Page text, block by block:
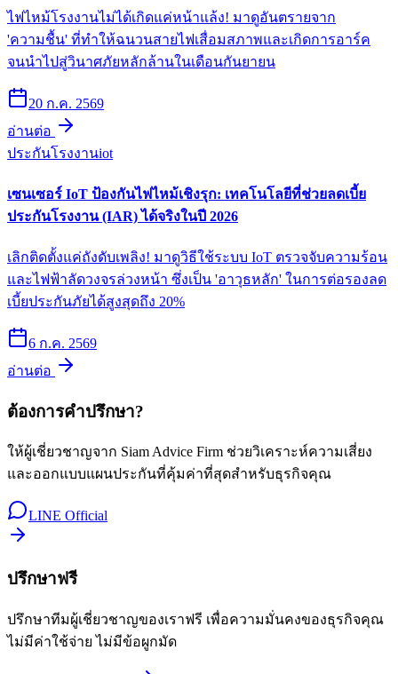
ไฟไหม้โรงงานไม่ได้เกิดแค่หน้าแล้ง! มาดูอันตรายจาก
'ความชื้น' ที่ทำให้ฉนวนสายไฟเสื่อมสภาพและเกิดการอาร์ค
จนนำไปสู่วินาศภัยหลักล้านในเดือนกันยายน
20 ก.ค. 2569
อ่านต่อ
ประกันโรงงานiot
เซนเซอร์ IoT ป้องกันไฟไหม้เชิงรุก: เทคโนโลยีที่ช่วยลดเบี้ย
ประกันโรงงาน (IAR) ได้จริงในปี 2026
เลิกติดตั้งแค่ถังดับเพลิง! มาดูวิธีใช้ระบบ IoT ตรวจจับความร้อน
และไฟฟ้าลัดวงจรล่วงหน้า ซึ่งเป็น 'อาวุธหลัก' ในการต่อรองลด
เบี้ยประกันภัยได้สูงสุดถึง 20%
6 ก.ค. 2569
อ่านต่อ
ต้องการคำปรึกษา?
ให้ผู้เชี่ยวชาญจาก Siam Advice Firm ช่วยวิเคราะห์ความเสี่ยง
และออกแบบแผนประกันที่คุ้มค่าที่สุดสำหรับธุรกิจคุณ
LINE Official
ปรึกษาฟรี
ปรึกษาทีมผู้เชี่ยวชาญของเราฟรี เพื่อความมั่นคงของธุรกิจคุณ
ไม่มีค่าใช้จ่าย ไม่มีข้อผูกมัด